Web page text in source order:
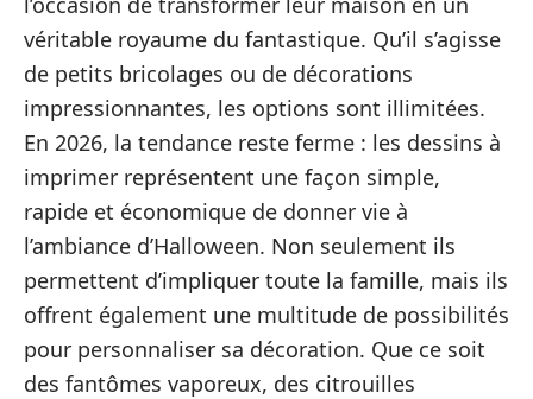
véritable royaume du fantastique. Qu’il s’agisse
de petits bricolages ou de décorations
impressionnantes, les options sont illimitées.
En 2026, la tendance reste ferme : les dessins à
imprimer représentent une façon simple,
rapide et économique de donner vie à
l’ambiance d’Halloween. Non seulement ils
permettent d’impliquer toute la famille, mais ils
offrent également une multitude de possibilités
pour personnaliser sa décoration. Que ce soit
des fantômes vaporeux, des citrouilles